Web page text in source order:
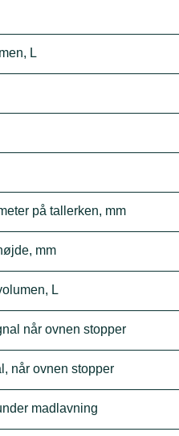
L
på tallerken, mm
mm
L
når ovnen stopper
når ovnen stopper
madlavning